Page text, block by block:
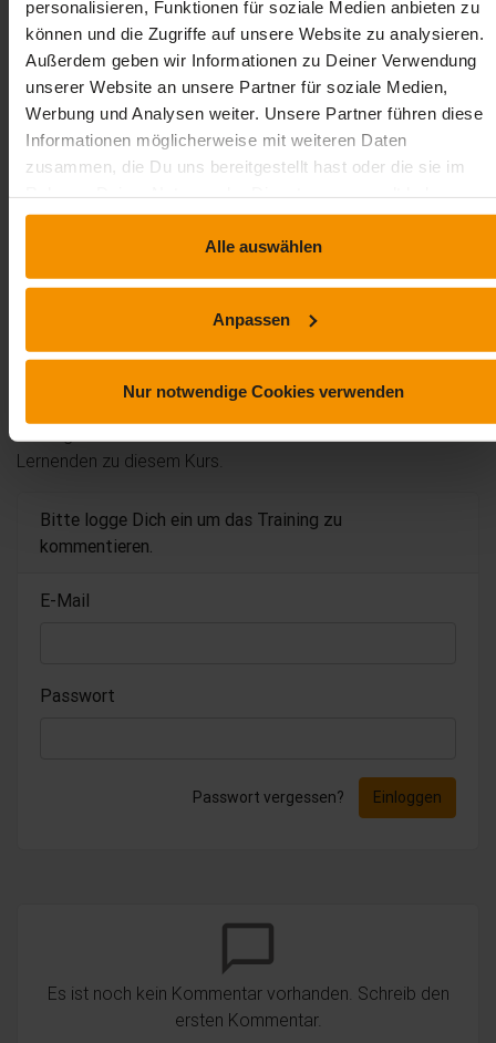
personalisieren, Funktionen für soziale Medien anbieten zu
können und die Zugriffe auf unsere Website zu analysieren.
Außerdem geben wir Informationen zu Deiner Verwendung
unserer Website an unsere Partner für soziale Medien,
Werbung und Analysen weiter. Unsere Partner führen diese
Informationen möglicherweise mit weiteren Daten
zusammen, die Du uns bereitgestellt hast oder die sie im
Alle auswählen
Anpassen
Nur notwendige Cookies verwenden
Rezensionen
vonReno Zenkelam 14. Juni 2026
Sehr guter Kurs.
Kommentare und Fragen zum Kurs
Du hast noch inhaltliche Fragen zum Kurs? Du möchtest Dir
ein genaueres Bild vom Ablauf machen? Egal ob Du Deine
eigenen Erfahrungen mit der Lerngemeinschaft teilen
möchtest oder vorab Rückfragen zu einzelnen Inhalten hast:
Lernenden zu diesem Kurs.
Bitte logge Dich ein um das Training zu
kommentieren.
E-Mail
Passwort
Passwort vergessen? Einloggen
chat_bubble_outline
Es ist noch kein Kommentar vorhanden. Schreib den
ersten Kommentar.